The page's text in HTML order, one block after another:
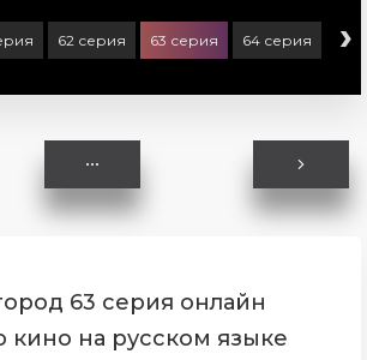
62 серия 63 серия 64 серия ›
63 серия онлайн
кино на русском языке